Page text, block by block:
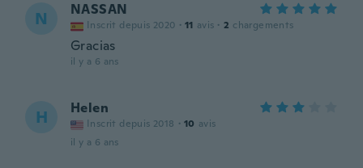
N NASSAN
Inscrit depuis 2020 · 11 avis · 2 chargements
Gracias
il y a 6 ans
H Helen
Inscrit depuis 2018 · 10 avis
il y a 6 ans